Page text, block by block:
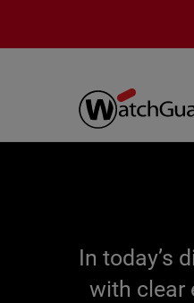
In today’s
with clear